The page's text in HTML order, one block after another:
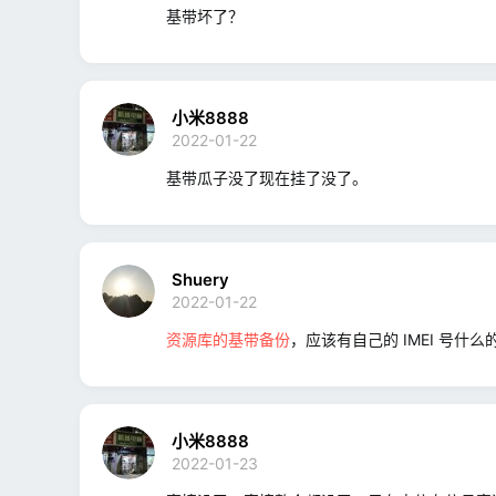
基带坏了？
小米8888
2022-01-22
基带瓜子没了现在挂了没了。
Shuery
2022-01-22
资源库的基带备份，应该有自己的 IMEI 号什么
小米8888
2022-01-23